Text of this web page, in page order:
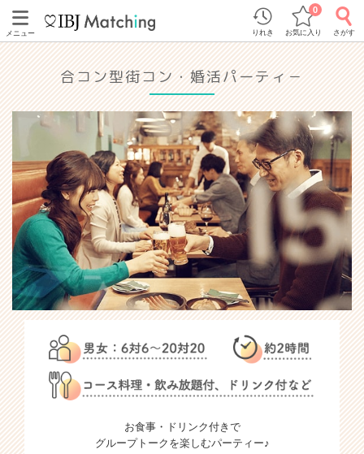
メニュー りれき お気に入り
0
さがす
合コン型街コン・婚活パーティ－
お食事・ドリンク付きで
グループトークを楽しむパーティー♪